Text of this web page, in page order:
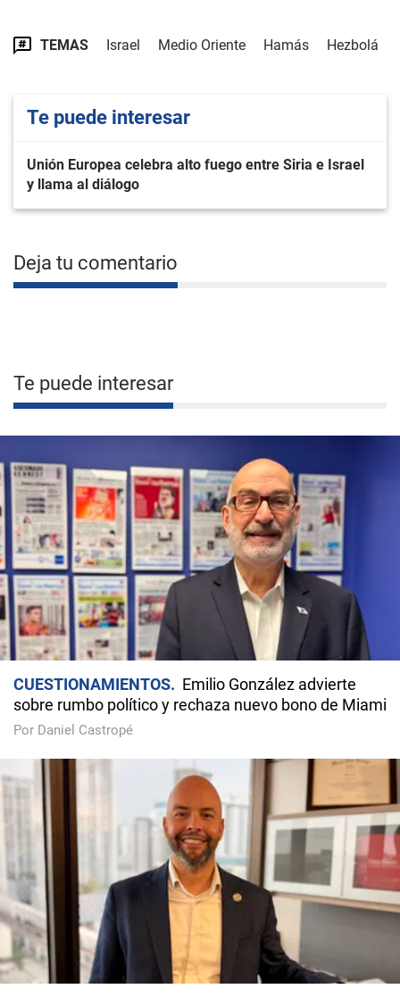
TEMAS Israel Medio Oriente Hamás Hezbolá
Te puede interesar
Unión Europea celebra alto fuego entre Siria e Israel
y llama al diálogo
Deja tu comentario
Te puede interesar
CUESTIONAMIENTOS
Emilio González advierte
sobre rumbo político y rechaza nuevo bono de Miami
Por Daniel Castropé